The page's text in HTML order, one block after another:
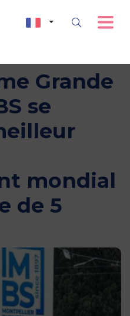
2023 :
Grande
se
mondial
de 5